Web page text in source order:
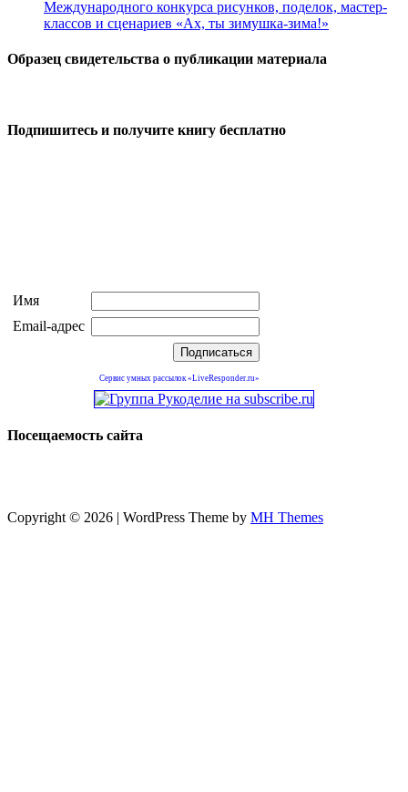
Международного конкурса рисунков, поделок, мастер-
классов и сценариев «Ах, ты зимушка-зима!»
Образец свидетельства о публикации материала
Подпишитесь и получите книгу бесплатно
Имя
Email-адрес
Сервис умных рассылок «LiveResponder.ru»
Посещаемость сайта
Copyright © 2026 | WordPress Theme by MH Themes